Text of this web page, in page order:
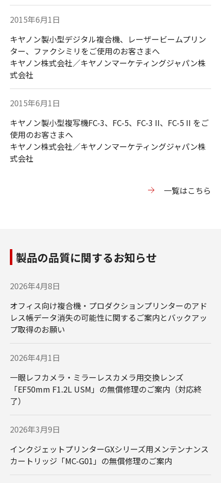
2015年6月1日
キヤノン製小型デジタル複合機、レーザービームプリン
ター、ファクシミリをご使用のお客さまへ
キヤノン株式会社／キヤノンマーケティングジャパン株
式会社
2015年6月1日
キヤノン製小型複写機FC-3、FC-5、FC-3 II、FC-5 II をご
使用のお客さまへ
キヤノン株式会社／キヤノンマーケティングジャパン株
式会社
⼀覧はこちら
製品の品質に関するお知らせ
2026年4月8日
オフィス向け複合機・プロダクションプリンターのアド
レス帳データ消失の可能性に関するご案内とバックアッ
プ取得のお願い
2026年4月1日
一眼レフカメラ・ミラーレスカメラ用交換レンズ
「EF50mm F1.2L USM」の無償修理のご案内（対応終
了）
2026年3月9日
インクジェットプリンターGXシリーズ用メンテンナンス
カートリッジ「MC-G01」の無償修理のご案内